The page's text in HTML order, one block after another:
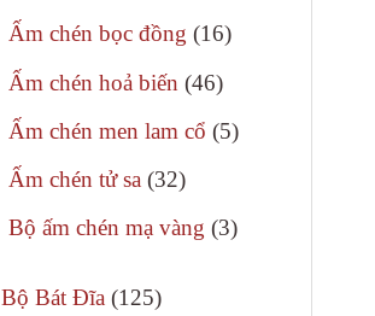
Ấm chén bọc đồng 1616
Ấm chén hoả biến 4646
phẩm
Ấm chén men lam cổ 55
Ấm chén tử sa 3232
phẩm
Bộ ấm chén mạ vàng 33
Bộ Bát Đĩa 125125